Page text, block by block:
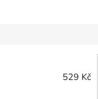
529 Kč